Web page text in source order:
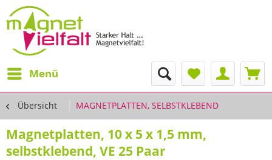
Menü
Übersicht MAGNETPLATTEN, SELBSTKLEBEND
Magnetplatten, 10 x 5 x 1,5 mm,
selbstklebend, VE 25 Paar